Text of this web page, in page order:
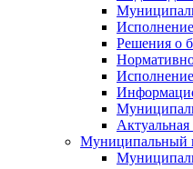
Решения о
Муниципальный